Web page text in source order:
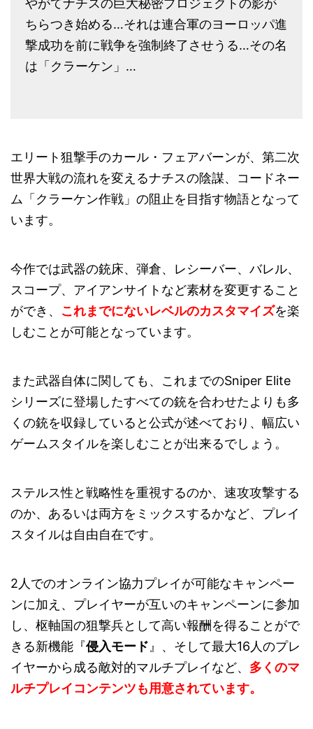
やがてナチスの巨大秘密プロジェクトの影が
ちらつき始める…それは連合軍のヨーロッパ進
撃成功を前に戦争を強制終了させうる…その名
は「クラーケン」…
エリート狙撃手のカール・フェアバーンが、第二次
世界大戦の流れを変えるナチスの陰謀、コードネー
ム「クラーケン作戦」の阻止を目指す物語となって
います。
今作では武器の銃床、弾倉、レシーバー、バレル、
スコープ、アイアンサイトなど素材を変更すること
ができ、 これまでにないレベルのカスタマイズを楽
しむことが可能となっています。
また武器自体に関しても、これまでのSniper Elite
シリーズに登場したすべての銃を合わせたよりも多
くの銃を収録していると公式が述べており、幅広い
ゲームスタイルを楽しむことが出来るでしょう。
ステルス性と戦略性を重視するのか、速攻攻撃する
のか、あるいは両方をミックスするかなど、プレイ
スタイルは自由自在です。
2人でのオンライン協力プレイが可能なキャンペー
ンに加え、プレイヤーが互いのキャンペーンに参加
し、枢軸国の狙撃兵として高い報酬を得ることがで
きる新機能『侵入モード』、そして最大16人のプレ
イヤーから成る敵対的マルチプレイなど、 多くのマ
ルチプレイコンテンツも用意されています。